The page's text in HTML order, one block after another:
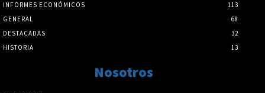
INFORMES ECONÓMICOS
113
GENERAL
68
DESTACADAS
32
HISTORIA
13
Nosotros